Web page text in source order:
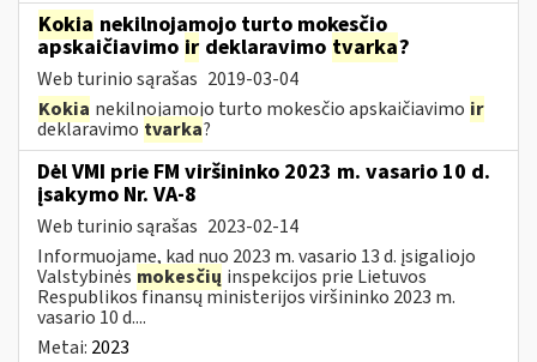
Kokia nekilnojamojo turto mokesčio
apskaičiavimo ir deklaravimo tvarka?
Web turinio sąrašas 2019-03-04
Kokia nekilnojamojo turto mokesčio apskaičiavimo ir
deklaravimo tvarka?
Dėl VMI prie FM viršininko 2023 m. vasario 10 d.
įsakymo Nr. VA-8
Web turinio sąrašas 2023-02-14
Informuojame, kad nuo 2023 m. vasario 13 d. įsigaliojo
Valstybinės mokesčių inspekcijos prie Lietuvos
Respublikos finansų ministerijos viršininko 2023 m.
vasario 10 d....
Metai: 2023